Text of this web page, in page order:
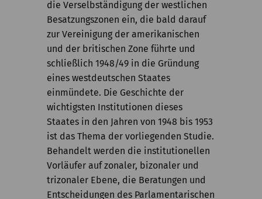
die Verselbständigung der westlichen
Besatzungszonen ein, die bald darauf
zur Vereinigung der amerikanischen
und der britischen Zone führte und
schließlich 1948/49 in die Gründung
eines westdeutschen Staates
einmündete. Die Geschichte der
wichtigsten Institutionen dieses
Staates in den Jahren von 1948 bis 1953
ist das Thema der vorliegenden Studie.
Behandelt werden die institutionellen
Vorläufer auf zonaler, bizonaler und
trizonaler Ebene, die Beratungen und
Entscheidungen des Parlamentarischen